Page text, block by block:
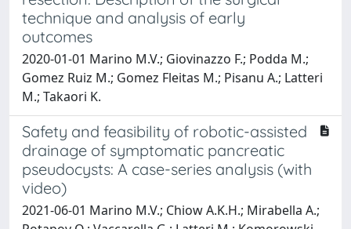
technique and analysis of early
outcomes
2020-01-01 Marino M.V.; Giovinazzo F.; Podda M.;
Gomez Ruiz M.; Gomez Fleitas M.; Pisanu A.; Latteri
M.; Takaori K.
Safety and feasibility of robotic-assisted
drainage of symptomatic pancreatic
pseudocysts: A case-series analysis (with
video)
2021-06-01 Marino M.V.; Chiow A.K.H.; Mirabella A.;